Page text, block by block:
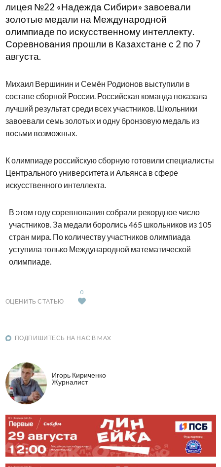
лицея №22 «Надежда Сибири» завоевали
золотые медали на Международной
олимпиаде по искусственному интеллекту.
Соревнования прошли в Казахстане с 2 по 7
августа.
Михаил Вершинин и Семён Родионов выступили в
составе сборной России. Российская команда показала
лучший результат среди всех участников. Школьники
завоевали семь золотых и одну бронзовую медаль из
восьми возможных.
К олимпиаде российскую сборную готовили специалисты
Центрального университета и Альянса в сфере
искусственного интеллекта.
В этом году соревнования собрали рекордное число
участников. За медали боролись 465 школьников из 105
стран мира. По количеству участников олимпиада
уступила только Международной математической
олимпиаде.
ОЦЕНИТЬ СТАТЬЮ
0
ПОДПИШИТЕСЬ НА НАС В MAX
Игорь Кириченко
Журналист